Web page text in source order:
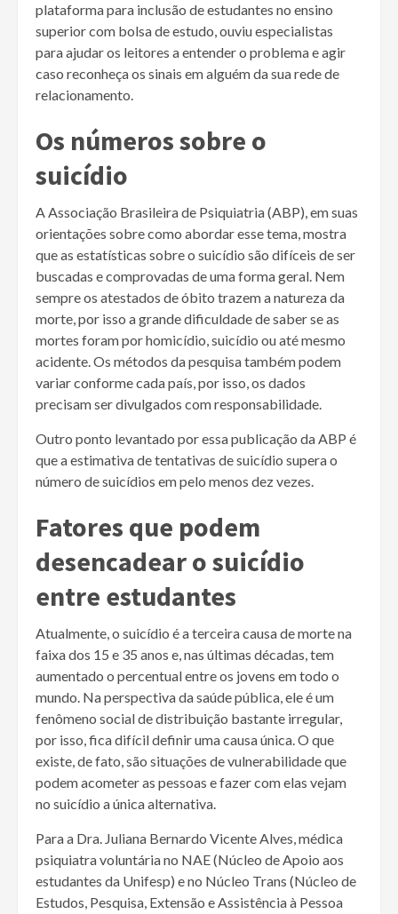
plataforma para inclusão de estudantes no ensino
superior com bolsa de estudo, ouviu especialistas
para ajudar os leitores a entender o problema e agir
caso reconheça os sinais em alguém da sua rede de
relacionamento.
Os números sobre o
suicídio
A Associação Brasileira de Psiquiatria (ABP), em suas
orientações sobre como abordar esse tema, mostra
que as estatísticas sobre o suicídio são difíceis de ser
buscadas e comprovadas de uma forma geral. Nem
sempre os atestados de óbito trazem a natureza da
morte, por isso a grande dificuldade de saber se as
mortes foram por homicídio, suicídio ou até mesmo
acidente. Os métodos da pesquisa também podem
variar conforme cada país, por isso, os dados
precisam ser divulgados com responsabilidade.
Outro ponto levantado por essa publicação da ABP é
que a estimativa de tentativas de suicídio supera o
número de suicídios em pelo menos dez vezes.
Fatores que podem
desencadear o suicídio
entre estudantes
Atualmente, o suicídio é a terceira causa de morte na
faixa dos 15 e 35 anos e, nas últimas décadas, tem
aumentado o percentual entre os jovens em todo o
mundo. Na perspectiva da saúde pública, ele é um
fenômeno social de distribuição bastante irregular,
por isso, fica difícil definir uma causa única. O que
existe, de fato, são situações de vulnerabilidade que
podem acometer as pessoas e fazer com elas vejam
no suicídio a única alternativa.
Para a Dra. Juliana Bernardo Vicente Alves, médica
psiquiatra voluntária no NAE (Núcleo de Apoio aos
estudantes da Unifesp) e no Núcleo Trans (Núcleo de
Estudos, Pesquisa, Extensão e Assistência à Pessoa